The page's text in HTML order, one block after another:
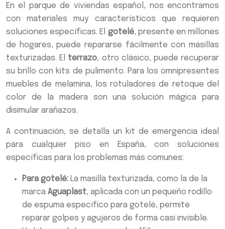
En el parque de viviendas español, nos encontramos
con materiales muy característicos que requieren
soluciones específicas. El gotelé, presente en millones
de hogares, puede repararse fácilmente con masillas
texturizadas. El terrazo, otro clásico, puede recuperar
su brillo con kits de pulimento. Para los omnipresentes
muebles de melamina, los rotuladores de retoque del
color de la madera son una solución mágica para
disimular arañazos.
A continuación, se detalla un kit de emergencia ideal
para cualquier piso en España, con soluciones
específicas para los problemas más comunes:
Para gotelé: La masilla texturizada, como la de la
marca Aguaplast, aplicada con un pequeño rodillo
de espuma específico para gotelé, permite
reparar golpes y agujeros de forma casi invisible.